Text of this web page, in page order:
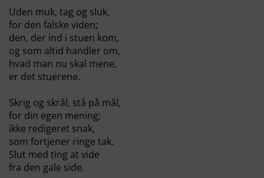
Uden muk, tag og sluk,
for den falske viden;
den, der ind i stuen kom,
og som altid handler om,
hvad man nu skal mene,
er det stuerene.
Skrig og skrål, stå på mål,
for din egen mening;
ikke redigeret snak,
som fortjener ringe tak.
Slut med ting at vide
fra den gale side.